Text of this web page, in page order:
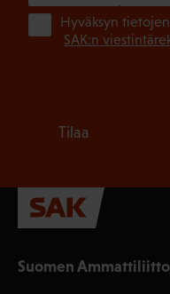
Suomen
Hyväksyn
SAK:n
Tilaa